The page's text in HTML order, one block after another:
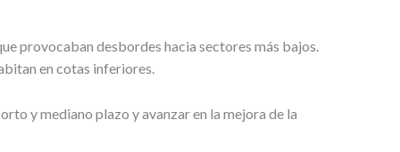
provocaban desbordes hacia sectores más bajos.
en cotas inferiores.
y mediano plazo y avanzar en la mejora de la